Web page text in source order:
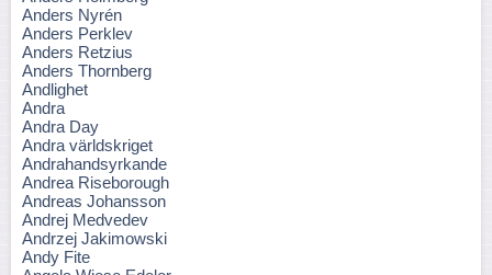
Anders Nyrén
Anders Perklev
Anders Retzius
Anders Thornberg
Andlighet
Andra
Andra Day
Andra världskriget
Andrahandsyrkande
Andrea Riseborough
Andreas Johansson
Andrej Medvedev
Andrzej Jakimowski
Andy Fite